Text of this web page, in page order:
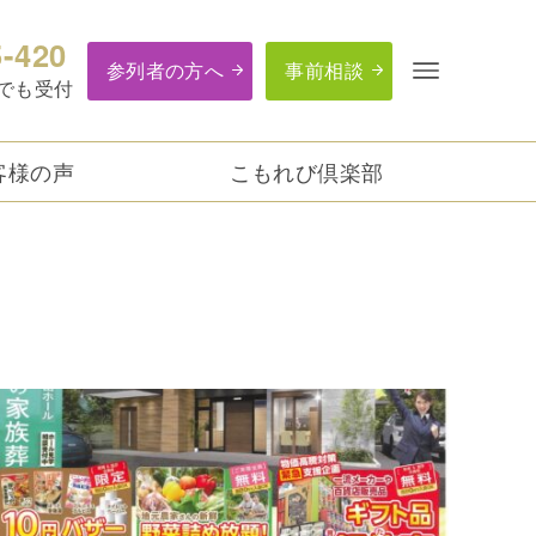
420
も受付
参列者の方へ 事前相談
様の声 こもれび倶楽部